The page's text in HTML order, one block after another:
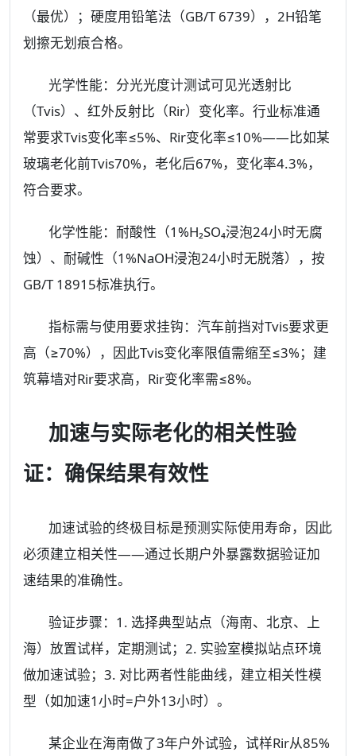
（最优）；硬度用铅笔法（GB/T 6739），2H铅笔
划擦无划痕合格。
光学性能：分光光度计测试可见光透射比
（Tvis）、红外反射比（Rir）变化率。行业标准通
常要求Tvis变化率≤5%、Rir变化率≤10%——比如某
玻璃老化前Tvis70%，老化后67%，变化率4.3%，
符合要求。
化学性能：耐酸性（1%H₂SO₄浸泡24小时无腐
蚀）、耐碱性（1%NaOH浸泡24小时无脱落），按
GB/T 18915标准执行。
指标需与使用要求挂钩：汽车前挡对Tvis要求更
高（≥70%），因此Tvis变化率限值需缩至≤3%；建
筑幕墙对Rir要求高，Rir变化率需≤8%。
加速与实际老化的相关性验
证：确保结果有效性
加速试验的终极目标是预测实际使用寿命，因此
必须建立相关性——通过长期户外暴露数据验证加
速结果的准确性。
验证步骤：1. 选择典型站点（海南、北京、上
海）放置试样，定期测试；2. 实验室模拟站点环境
做加速试验；3. 对比两者性能曲线，建立相关性模
型（如加速1小时=户外13小时）。
某企业在海南做了3年户外试验，试样Rir从85%